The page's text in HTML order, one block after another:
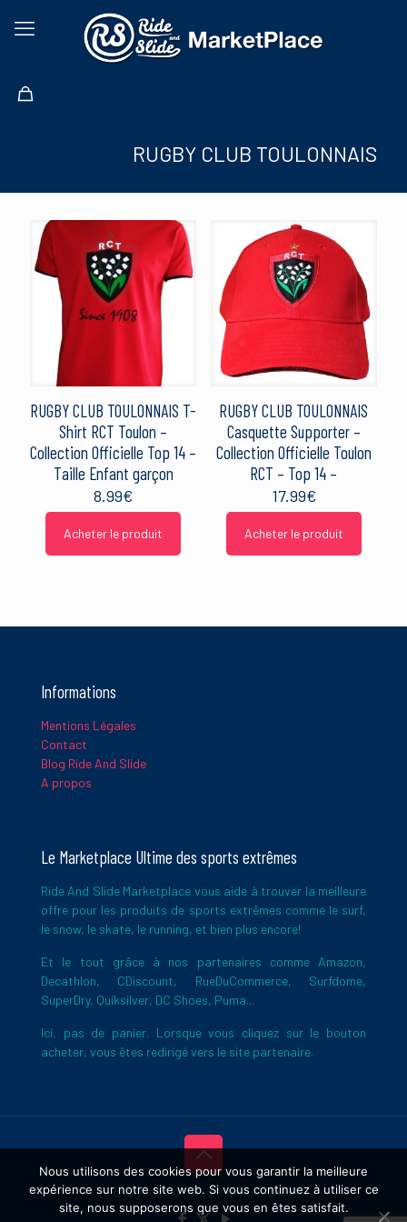
RUGBY CLUB TOULONNAIS
RUGBY CLUB TOULONNAIS T-
Shirt RCT Toulon –
Collection Officielle Top 14 –
Taille Enfant garçon
8.99€
Acheter le produit
RUGBY CLUB TOULONNAIS
Casquette Supporter –
Collection Officielle Toulon
RCT – Top 14 –
17.99€
Acheter le produit
Informations
Mentions Légales
Contact
Blog Ride And Slide
A propos
Le Marketplace Ultime des sports extrêmes
Ride And Slide Marketplace vous aide à trouver la meilleure
offre pour les produits de sports extrêmes comme le surf,
le snow, le skate, le running, et bien plus encore!
Et le tout grâce à nos partenaires comme Amazon,
Decathlon, CDiscount, RueDuCommerce, Surfdome,
SuperDry, Quiksilver, DC Shoes, Puma...
Ici, pas de panier. Lorsque vous cliquez sur le bouton
acheter, vous êtes redirigé vers le site partenaire.
Copyright © 2026 Ride And Slide
Nous utilisons des cookies pour vous garantir la meilleure
expérience sur notre site web. Si vous continuez à utiliser ce
site, nous supposerons que vous en êtes satisfait.